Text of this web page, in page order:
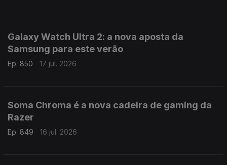
Galaxy Watch Ultra 2: a nova aposta da
Samsung para este verão
Ep. 850 17 jul. 2026
Soma Chroma é a nova cadeira de gaming da
Razer
Ep. 849 16 jul. 2026